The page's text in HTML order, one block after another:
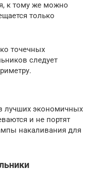
к тому же можно
только
точечных
следует
лучших экономичных
и не портят
накаливания для